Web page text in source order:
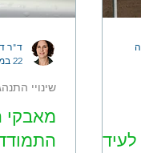
שינויי
ד"ר
22 במאי 2025